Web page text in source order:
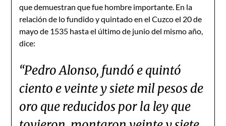
que demuestran que fue hombre importante. En la
relación de lo fundido y quintado en el Cuzco el 20 de
mayo de 1535 hasta el último de junio del mismo año,
dice:
“Pedro Alonso, fundó e quintó
ciento e veinte y siete mil pesos de
oro que reducidos por la ley que